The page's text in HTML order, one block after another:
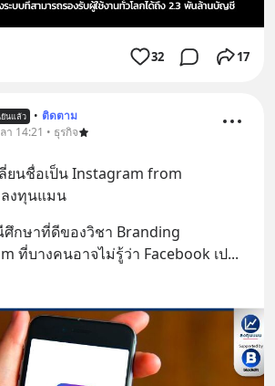
32 17
นแล้ว • ติดตาม
า 14:21 • ธุรกิจ
ยนชื่อเป็น Instagram from
ลงทุนแมน
ศึกษาที่ดีของวิชา Branding
ที่บางคนอาจไม่รู้ว่า Facebook เป